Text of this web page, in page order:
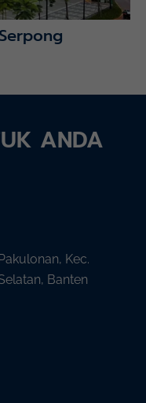
ANDA
Kec.
Banten